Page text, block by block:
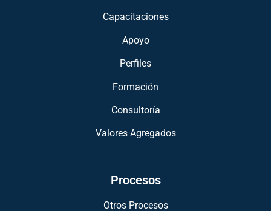
Capacitaciones
Apoyo
Perfiles
Formación
Consultoría
Valores Agregados
Procesos
Otros Procesos